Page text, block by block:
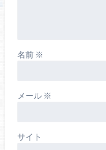
名前 ※
メール ※
サイト